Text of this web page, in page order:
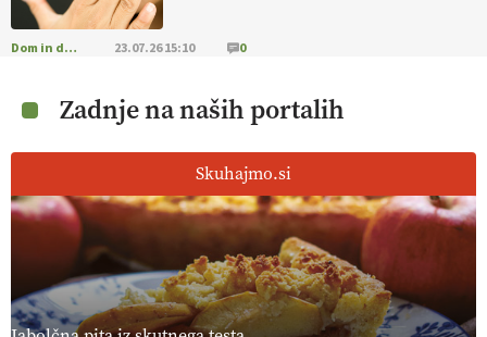
Dom in družina 23.07.26 15:10 0
Zadnje na naših portalih
Skuhajmo.si